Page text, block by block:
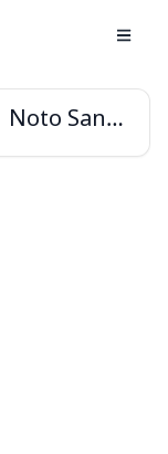
Noto Sans Gunjala Gondi